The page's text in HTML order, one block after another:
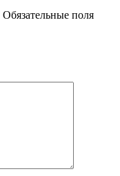
Обязательные поля